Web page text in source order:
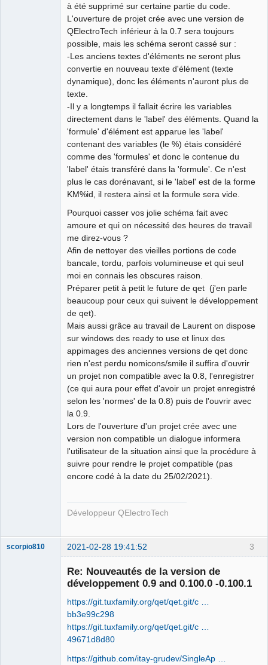
à été supprimé sur certaine partie du code.
L'ouverture de projet crée avec une version de
QElectroTech inférieur à la 0.7 sera toujours
possible, mais les schéma seront cassé sur :
-Les anciens textes d'éléments ne seront plus
convertie en nouveau texte d'élément (texte
dynamique), donc les éléments n'auront plus de
texte.
-Il y a longtemps il fallait écrire les variables
directement dans le 'label' des éléments. Quand la
'formule' d'élément est apparue les 'label'
contenant des variables (le %) étais considéré
comme des 'formules' et donc le contenue du
'label' étais transféré dans la 'formule'. Ce n'est
plus le cas dorénavant, si le 'label' est de la forme
KM%id, il restera ainsi et la formule sera vide.
Pourquoi casser vos jolie schéma fait avec
amoure et qui on nécessité des heures de travail
me direz-vous ?
Afin de nettoyer des vieilles portions de code
bancale, tordu, parfois volumineuse et qui seul
moi en connais les obscures raison.
Préparer petit à petit le future de qet (j'en parle
beaucoup pour ceux qui suivent le développement
de qet).
Mais aussi grâce au travail de Laurent on dispose
sur windows des ready to use et linux des
appimages des anciennes versions de qet donc
rien n'est perdu nomicons/smile il suffira d'ouvrir
un projet non compatible avec la 0.8, l'enregistrer
(ce qui aura pour effet d'avoir un projet enregistré
selon les 'normes' de la 0.8) puis de l'ouvrir avec
la 0.9.
Lors de l'ouverture d'un projet crée avec une
version non compatible un dialogue informera
l'utilisateur de la situation ainsi que la procédure à
suivre pour rendre le projet compatible (pas
encore codé à la date du 25/02/2021).
Développeur QElectroTech
3
scorpio810 2021-02-28 19:41:52
Re: Nouveautés de la version de
développement 0.9 and 0.100.0 -0.100.1
https://git.tuxfamily.org/qet/qet.git/c …
bb3e99c298
https://git.tuxfamily.org/qet/qet.git/c …
49671d8d80
https://github.com/itay-grudev/SingleAp …